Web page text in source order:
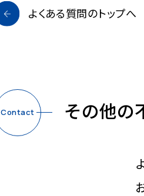
よくある質問のトップへ
Contact その他の